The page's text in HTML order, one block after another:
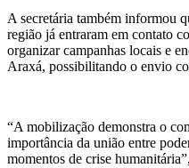
A secretária também informou
região já entraram em contato
organizar campanhas locais e
Araxá, possibilitando o envio
“A mobilização demonstra o
importância da união entre
momentos de crise